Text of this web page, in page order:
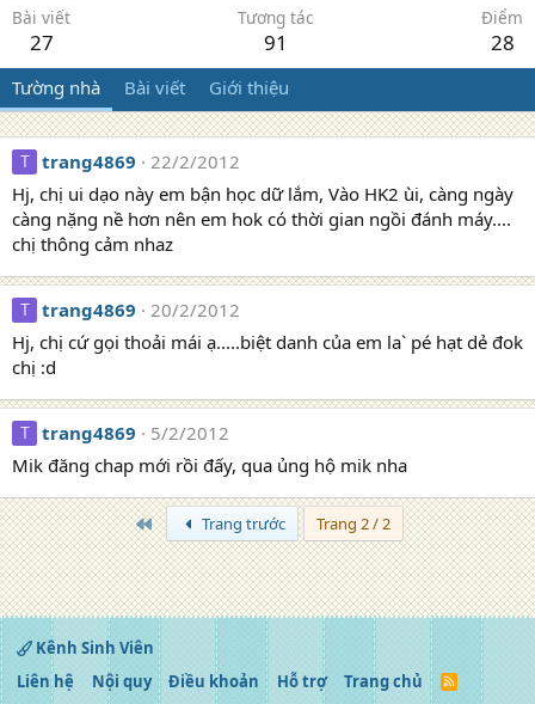
Bài viết
27
Tương tác
91
Điểm
28
Tường nhà Bài viết Giới thiệu
T trang4869
22/2/2012
Hj, chị ui dạo này em bận học dữ lắm, Vào HK2 ùi, càng ngày
càng nặng nề hơn nên em hok có thời gian ngồi đánh máy....
chị thông cảm nhaz
T trang4869
20/2/2012
Hj, chị cứ gọi thoải mái ạ.....biệt danh của em la` pé hạt dẻ đok
chị :d
T trang4869
5/2/2012
Mik đăng chap mới rồi đấy, qua ủng hộ mik nha
Trang đầuTrang trước Trang 2 / 2
Kênh Sinh Viên
Liên hệ
Nội quy Điều khoản Hỗ trợ Trang chủ
R